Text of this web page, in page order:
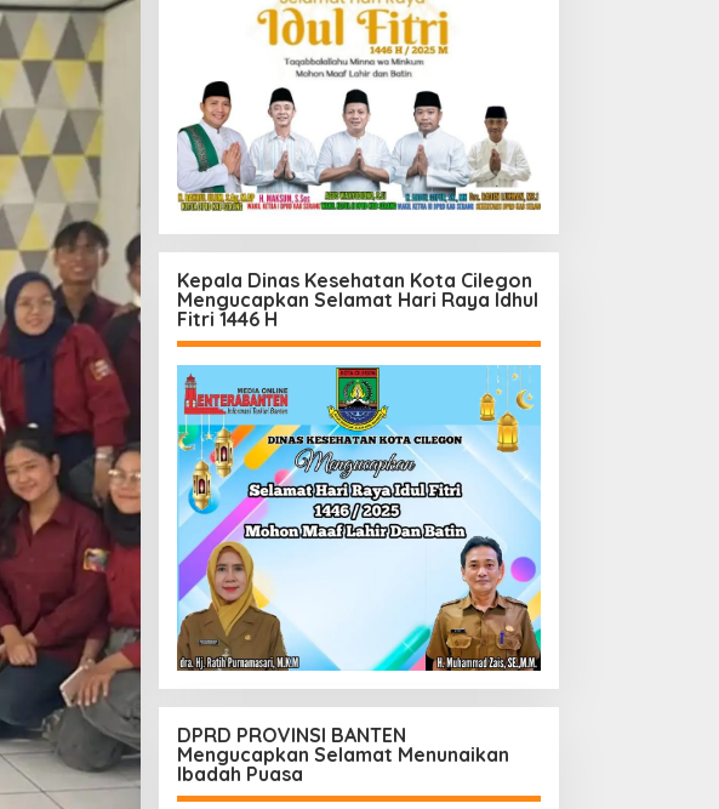
Kepala Dinas Kesehatan Kota Cilegon
Mengucapkan Selamat Hari Raya Idhul
Fitri 1446 H
DPRD PROVINSI BANTEN
Mengucapkan Selamat Menunaikan
Ibadah Puasa